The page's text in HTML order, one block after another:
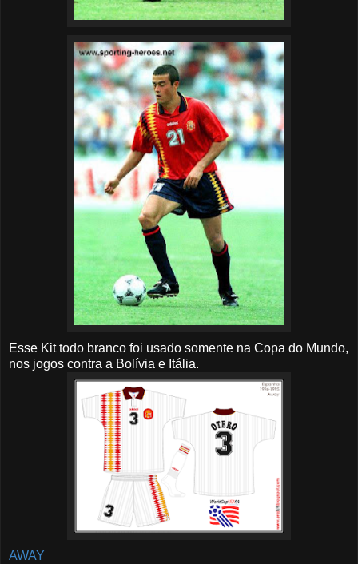
Esse Kit todo branco foi usado somente na Copa do Mundo,
nos jogos contra a Bolívia e Itália.
AWAY